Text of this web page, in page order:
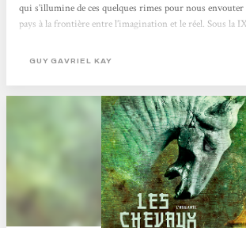
qui s’illumine de ces quelques rimes pour nous envouter
pays à la frontière entre l’imagination et le réel. Sous la
retiré durant les deux années officielles...
GUY GAVRIEL KAY